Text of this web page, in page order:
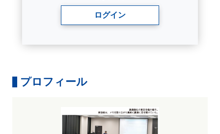
ログイン
プロフィール